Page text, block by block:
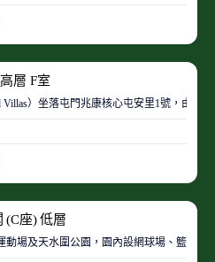
層 F室
Villas）坐落屯門兆康核心屯安里1號，由
(C座) 低層
動場及天水圍公園，園內設網球場、籃球